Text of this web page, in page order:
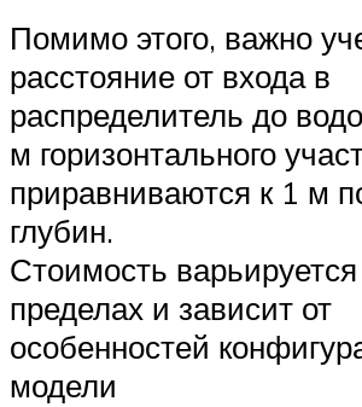
Помимо этого, важно
расстояние от входа в
распределитель до
м горизонтального
приравниваются к 1 м
глубин.
Стоимость
пределах и зависит от
особенностей
модели